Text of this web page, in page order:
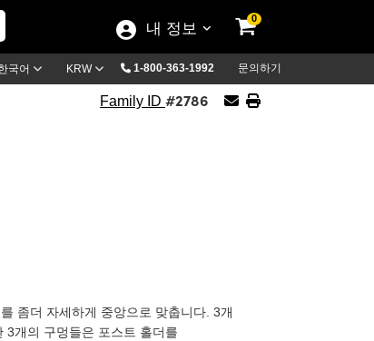
내 정보
0
국어 KRW 1-800-363-1992 문의하기
Family ID #2786
를 좀더 자세하게 중앙으로 맞춥니다. 3개
3개의 구멍들은 포스트 홀더를